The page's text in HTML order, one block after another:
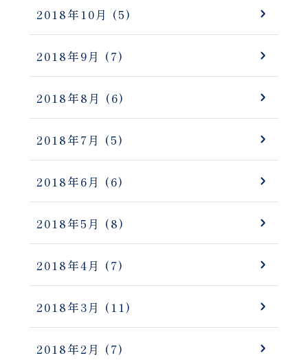
2018年10月 (5)
2018年9月 (7)
2018年8月 (6)
2018年7月 (5)
2018年6月 (6)
2018年5月 (8)
2018年4月 (7)
2018年3月 (11)
2018年2月 (7)